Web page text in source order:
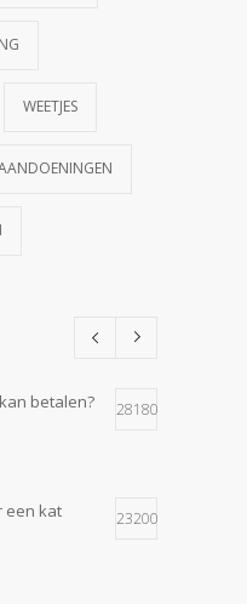
WEETJES
betalen? 28180
een kat
23200